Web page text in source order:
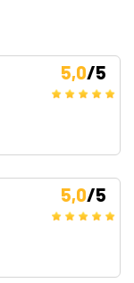
5,0/5
5,0/5